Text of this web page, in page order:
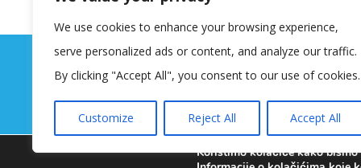
We use cookies to enhance your browsing experience,
serve personalized ads or content, and analyze our traffic.
By clicking "Accept All", you consent to our use of cookies.
Customize Reject All Accept All
Koristimo kolačiće kako